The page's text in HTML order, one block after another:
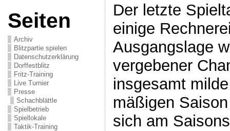
Seiten
Archiv
Blitzpartie spielen
Datenschutzerklärung
Dorffestblitz
Fritz-Training
Live Turnier
Presse
Schachblättle
Spielbetrieb
Spiellokale
Taktik-Training
Der letzte
einige
Ausgangslage
vergebener
insgesamt
mäßigen
sich am